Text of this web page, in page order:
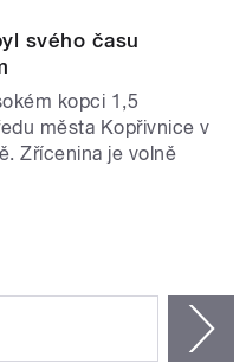
svého času
kopci 1,5
města Kopřivnice v
Zřícenina je volně